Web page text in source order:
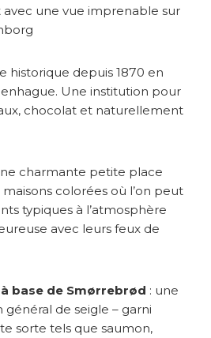
avec une vue imprenable sur
historique depuis 1870 en
Une institution pour
chocolat et naturellement
charmante petite place
colorées où l’on peut
typiques à l’atmosphère
avec leurs feux de
base de Smørrebrød : une
de seigle – garni
sorte tels que saumon,